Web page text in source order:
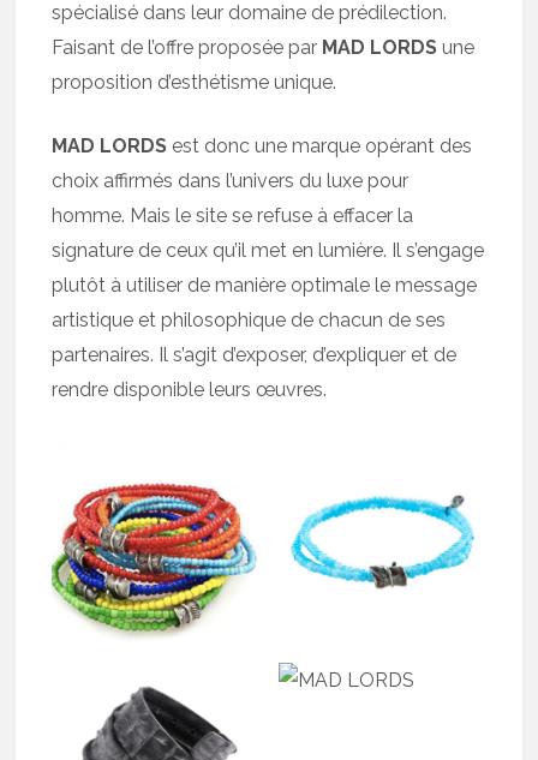
spécialisé dans leur domaine de prédilection.
Faisant de l’offre proposée par MAD LORDSune
proposition d’esthétisme unique.
MAD LORDS est donc une marque opérant des
choix affirmés dans l’univers du luxe pour
homme. Mais le site se refuse à effacer la
signature de ceux qu’il met en lumière. Il s’engage
plutôt à utiliser de manière optimale le message
artistique et philosophique de chacun de ses
partenaires. Il s’agit d’exposer, d’expliquer et de
rendre disponible leurs œuvres.